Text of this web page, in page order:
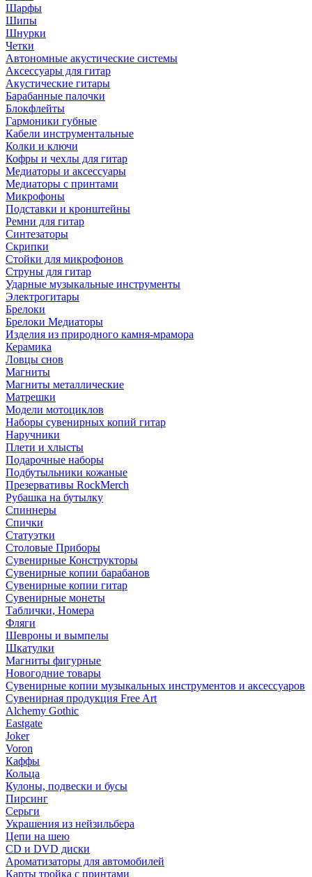
Шарфы
Шипы
Шнурки
Четки
Автономные акустические системы
Аксессуары для гитар
Акустические гитары
Барабанные палочки
Блокфлейты
Гармоники губные
Кабели инструментальные
Колки и ключи
Кофры и чехлы для гитар
Медиаторы и аксессуары
Медиаторы с принтами
Микрофоны
Подставки и кронштейны
Ремни для гитар
Синтезаторы
Скрипки
Стойки для микрофонов
Струны для гитар
Ударные музыкальные инструменты
Электрогитары
Брелоки
Брелоки Медиаторы
Изделия из природного камня-мрамора
Керамика
Ловцы снов
Магниты
Магниты металлические
Матрешки
Модели мотоциклов
Наборы сувенирных копий гитар
Наручники
Плети и хлысты
Подарочные наборы
Подбутыльники кожаные
Презервативы RockMerch
Рубашка на бутылку
Спиннеры
Спички
Статуэтки
Столовые Приборы
Сувенирные Конструкторы
Сувенирные копии барабанов
Сувенирные копии гитар
Сувенирные монеты
Таблички, Номера
Фляги
Шевроны и вымпелы
Шкатулки
Магниты фигурные
Новогодние товары
Сувенирные копии музыкальных инструментов и аксессуаров
Сувенирная продукция Free Art
Alchemy Gothic
Eastgate
Joker
Voron
Каффы
Кольца
Кулоны, подвески и бусы
Пирсинг
Серьги
Украшения из нейзильбера
Цепи на шею
CD и DVD диски
Ароматизаторы для автомобилей
Карты тройка с принтами